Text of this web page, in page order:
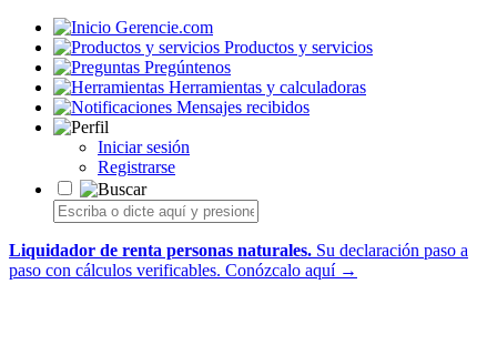
Gerencie.com
Productos y servicios
Pregúntenos
Herramientas y calculadoras
Mensajes recibidos
Iniciar sesión
Registrarse
Liquidador de renta personas naturales. Su declaración paso a
paso con cálculos verificables. Conózcalo aquí →